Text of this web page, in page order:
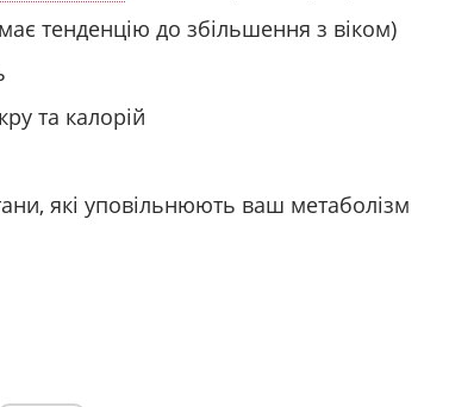
тенденцію до збільшення з віком)
та калорій
які уповільнюють ваш метаболізм